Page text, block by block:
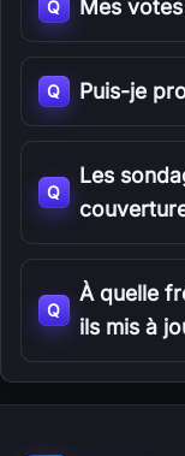
Q Mes
Q Puis-je
Q
Les
Q
À quelle
ils mis à